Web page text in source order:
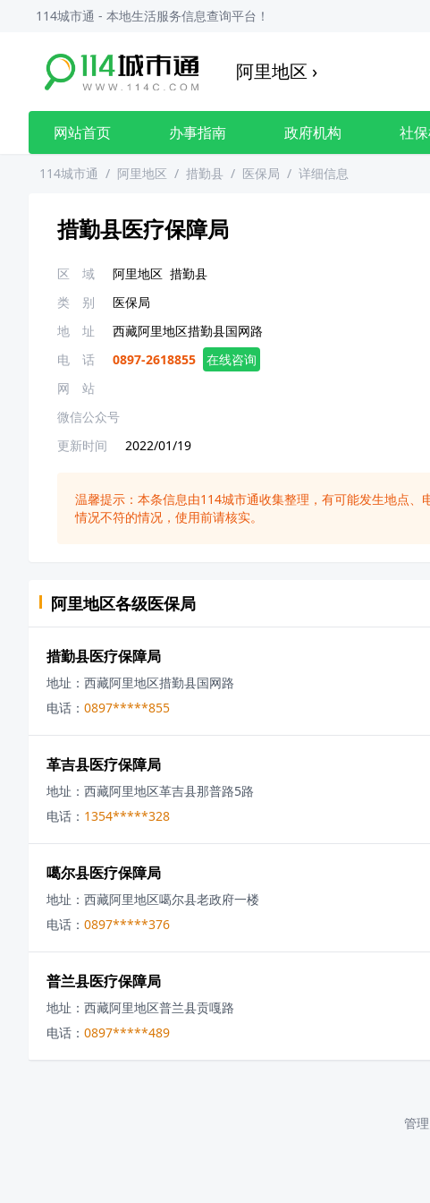
114城市通 - 本地生活服务信息查询平台！
阿里地区 ›
网站首页 办事指南 政府机构 社
114城市通 / 阿里地区 / 措勤县 / 医保局 / 详细信息
措勤县医疗保障局
区 域 阿里地区 措勤县
类 别
医保局
地 址
西藏阿里地区措勤县国网路
电 话
0897-2618855
在线咨询
网 站
微信公众号
更新时间
2022/01/19
温馨提示：本条信息由114城市通收集整理，有可能发生地点、
情况不符的情况，使用前请核实。
阿里地区各级医保局
措勤县医疗保障局
地址： 西藏阿里地区措勤县国网路
电话： 0897*****855
革吉县医疗保障局
地址： 西藏阿里地区革吉县那普路5路
电话： 1354*****328
噶尔县医疗保障局
地址： 西藏阿里地区噶尔县老政府一楼
电话： 0897*****376
普兰县医疗保障局
地址： 西藏阿里地区普兰县贡嘎路
电话： 0897*****489
管